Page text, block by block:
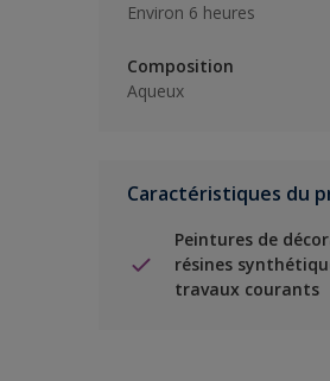
Environ 6 heures
Composition
Aqueux
Caractéristiques du
Peintures de
résines
travaux courants